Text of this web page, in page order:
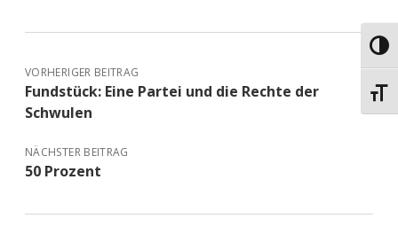
VORHERIGER BEITRAG
Fundstück: Eine Partei und die Rechte der
Schwulen
NÄCHSTER BEITRAG
50 Prozent